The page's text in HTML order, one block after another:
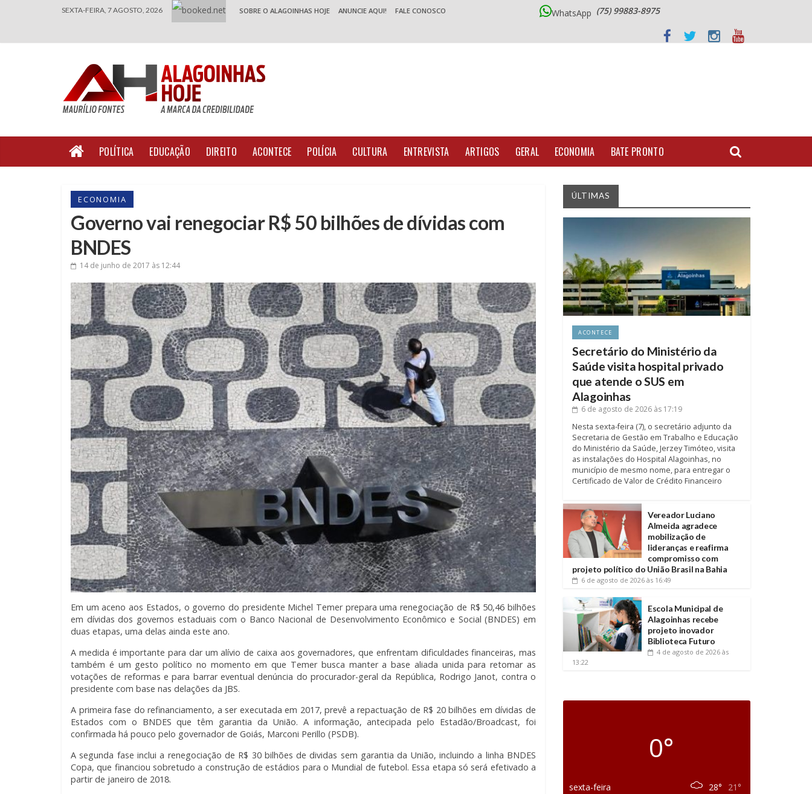
SEXTA-FEIRA, 7 AGOSTO, 2026 SOBRE O ALAGOINHAS HOJE ANUNCIE AQUI! FALE CONOSCO WhatsApp (75) 99883-8975
POLÍTICA EDUCAÇÃO DIREITO ACONTECE POLÍCIA CULTURA ENTREVISTA ARTIGOS GERAL ECONOMIA BATE PRONTO
ECONOMIA
Governo vai renegociar R$ 50 bilhões de dívidas com
BNDES
14 de junho de 2017 às 12:44
Em um aceno aos Estados, o governo do presidente Michel Temer prepara uma renegociação de R$ 50,46 bilhões
em dívidas dos governos estaduais com o Banco Nacional de Desenvolvimento Econômico e Social (BNDES) em
duas etapas, uma delas ainda este ano.
A medida é importante para dar um alívio de caixa aos governadores, que enfrentam dificuldades financeiras, mas
também é um gesto político no momento em que Temer busca manter a base aliada unida para retomar as
votações de reformas e para barrar eventual denúncia do procurador-geral da República, Rodrigo Janot, contra o
presidente com base nas delações da JBS.
A primeira fase do refinanciamento, a ser executada em 2017, prevê a repactuação de R$ 20 bilhões em dívidas de
Estados com o BNDES que têm garantia da União. A informação, antecipada pelo Estadão/Broadcast, foi
confirmada há pouco pelo governador de Goiás, Marconi Perillo (PSDB).
A segunda fase inclui a renegociação de R$ 30 bilhões de dividas sem garantia da União, incluindo a linha BNDES
Copa, que financiou sobretudo a construção de estádios para o Mundial de futebol. Essa etapa só será efetivado a
partir de janeiro de 2018.
ÚLTIMAS
ACONTECE
Secretário do Ministério da
Saúde visita hospital privado
que atende o SUS em
Alagoinhas
6 de agosto de 2026 às 17:19
Nesta sexta-feira (7), o secretário adjunto da
Secretaria de Gestão em Trabalho e Educação
do Ministério da Saúde, Jerzey Timóteo, visita
as instalações do Hospital Alagoinhas, no
município de mesmo nome, para entregar o
Certificado de Valor de Crédito Financeiro
Vereador Luciano
Almeida agradece
mobilização de
lideranças e reafirma
compromisso com
projeto político do União Brasil na Bahia
6 de agosto de 2026 às 16:49
Escola Municipal de
Alagoinhas recebe
projeto inovador
Biblioteca Futuro
4 de agosto de 2026 às
13:22
0°
sexta-feira 28°
21°